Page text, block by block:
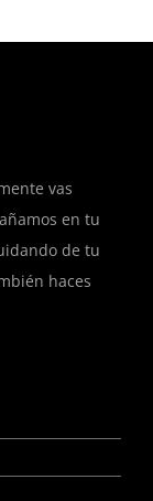
vas
en tu
de tu
haces